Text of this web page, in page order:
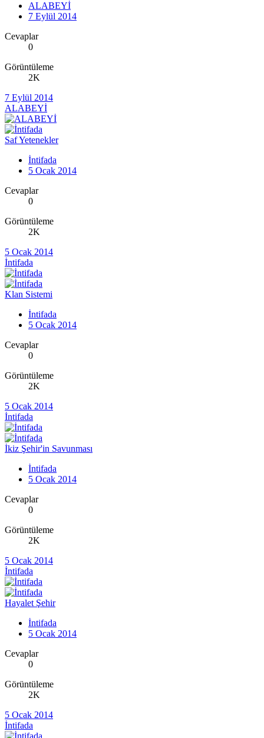
ALABEYİ
7 Eylül 2014
Cevaplar
0
Görüntüleme
2K
7 Eylül 2014
ALABEYİ
Saf Yetenekler
İntifada
5 Ocak 2014
Cevaplar
0
Görüntüleme
2K
5 Ocak 2014
İntifada
Klan Sistemi
İntifada
5 Ocak 2014
Cevaplar
0
Görüntüleme
2K
5 Ocak 2014
İntifada
İkiz Şehir'in Savunması
İntifada
5 Ocak 2014
Cevaplar
0
Görüntüleme
2K
5 Ocak 2014
İntifada
Hayalet Şehir
İntifada
5 Ocak 2014
Cevaplar
0
Görüntüleme
2K
5 Ocak 2014
İntifada